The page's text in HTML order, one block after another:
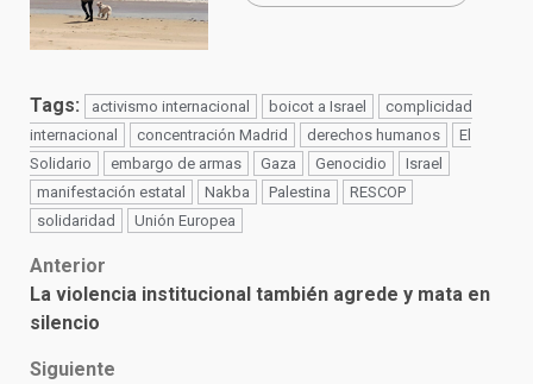
Tags: activismo internacional boicot a Israel
complicidad
internacional
concentración Madrid derechos humanos
El
Solidario
embargo de armas Gaza Genocidio
Israel
manifestación estatal
Nakba Palestina
RESCOP
solidaridad
Unión Europea
Post
navigation
Anterior
La violencia institucional también agrede y mata en
silencio
Siguiente